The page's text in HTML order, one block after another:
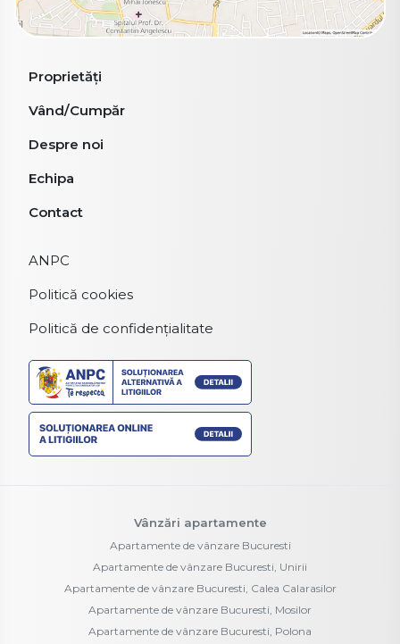
Proprietăți
Vând/Cumpăr
Despre noi
Echipa
Contact
ANPC
Politică cookies
Politică de confidențialitate
Vânzări apartamente
Apartamente de vânzare Bucuresti
Apartamente de vânzare Bucuresti, Unirii
Apartamente de vânzare Bucuresti, Calea Calarasilor
Apartamente de vânzare Bucuresti, Mosilor
Apartamente de vânzare Bucuresti, Polona